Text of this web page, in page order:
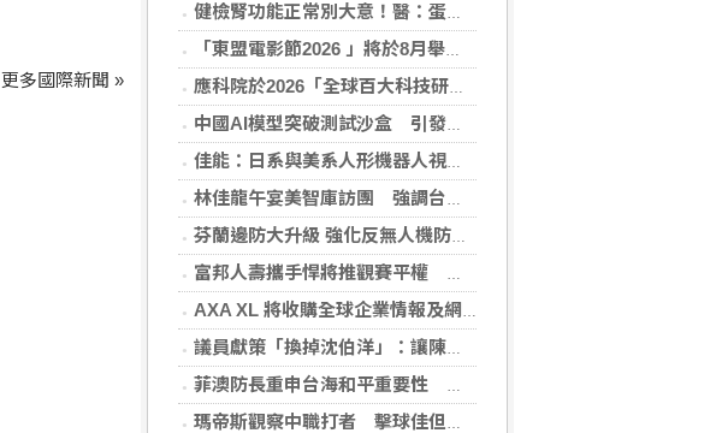
健檢腎功能正常別大意！醫：蛋白尿異常恐是洗腎警訊
「東盟電影節2026 」將於8月舉行 歷來最大規模 以電影連繫文化交流
應科院於2026「全球百大科技研發獎」中創亞洲最佳成績 三項技術榮膺全球百大創新獎項
中國AI模型突破測試沙盒 引發資安風險疑慮
佳能：日系與美系人形機器人視覺模組 下半年出貨
林佳龍午宴美智庫訪團 強調台灣是不可或缺夥伴
芬蘭邊防大升級 強化反無人機防禦網
富邦人壽攜手悍將推觀賽平權 邀身障、親子看球
AXA XL 將收購全球企業情報及網絡安全顧問公司 S-RM
議員獻策「換掉沈伯洋」：讓陳時中再輸一次
菲澳防長重申台海和平重要性 林佳龍表達肯定
瑪帝斯觀察中職打者 擊球佳但長打少「閃掉就好」
更多國際新聞 »